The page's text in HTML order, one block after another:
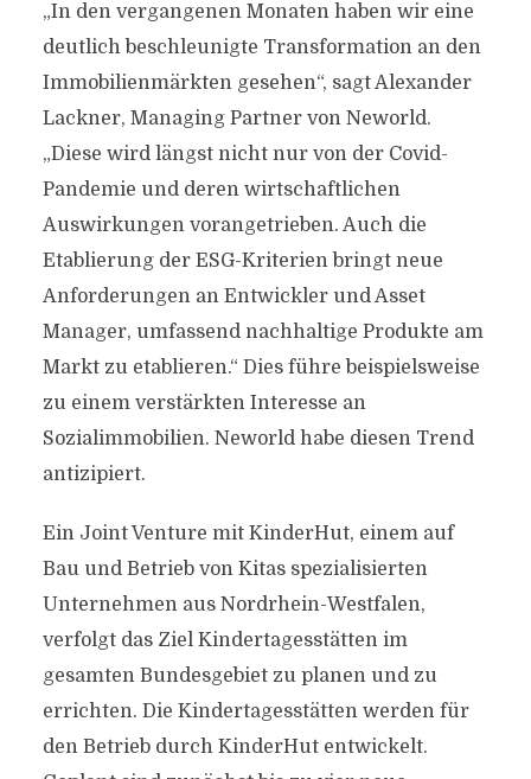
„In den vergangenen Monaten haben wir eine
deutlich beschleunigte Transformation an den
Immobilienmärkten gesehen“, sagt Alexander
Lackner, Managing Partner von Neworld.
„Diese wird längst nicht nur von der Covid-
Pandemie und deren wirtschaftlichen
Auswirkungen vorangetrieben. Auch die
Etablierung der ESG-Kriterien bringt neue
Anforderungen an Entwickler und Asset
Manager, umfassend nachhaltige Produkte am
Markt zu etablieren.“ Dies führe beispielsweise
zu einem verstärkten Interesse an
Sozialimmobilien. Neworld habe diesen Trend
antizipiert.
Ein Joint Venture mit KinderHut, einem auf
Bau und Betrieb von Kitas spezialisierten
Unternehmen aus Nordrhein-Westfalen,
verfolgt das Ziel Kindertagesstätten im
gesamten Bundesgebiet zu planen und zu
errichten. Die Kindertagesstätten werden für
den Betrieb durch KinderHut entwickelt.